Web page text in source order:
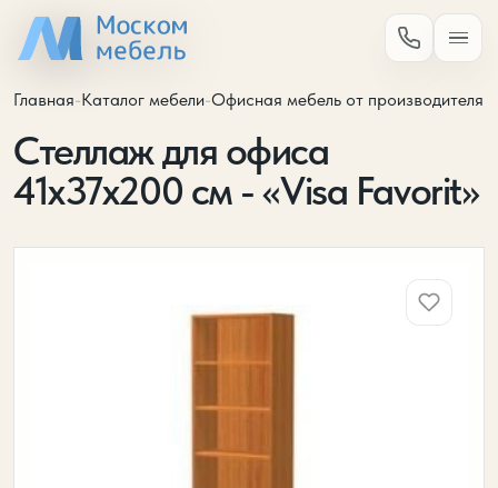
Главная-Каталог мебели-Офисная мебель от производителя
Стеллаж для офиса
41х37х200 см - «Visa Favorit»